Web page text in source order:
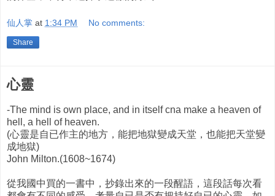
仙人掌 at 1:34 PM No comments:
Share
心靈
-The mind is own place, and in itself cna make a heaven of
hell, a hell of heaven.
(心靈是自已作主的地方，能把地獄變成天堂，也能把天堂變
成地獄)
John Milton.(1608~1674)
從我國中買的一書中，抄錄出來的一段醒語，這段話每次看